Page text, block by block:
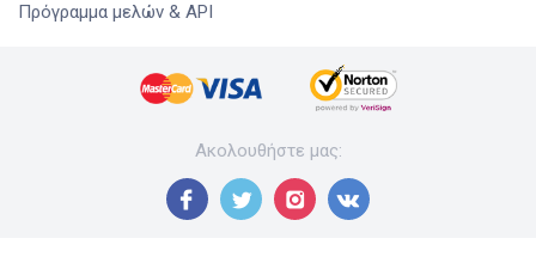
Πρόγραμμα μελών & API
Ακολουθήστε μας: